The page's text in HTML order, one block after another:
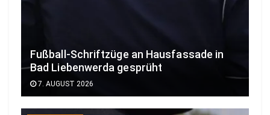
Fußball-Schriftzüge an Hausfassade in
Bad Liebenwerda gesprüht
7. AUGUST 2026